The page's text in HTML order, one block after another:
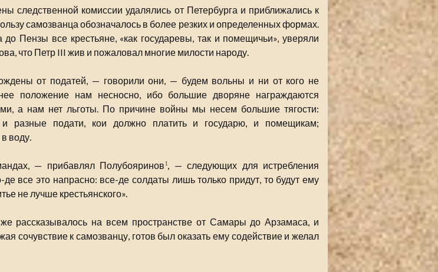
следственной комиссии удалялись от Петербурга и приближались к
самозванца обозначалось в более резких и определенных формах.
Пензы все крестьяне, «как государевы, так и помещичьи», уверяли
что Петр III жив и пожаловал многие милости народу.
от податей, — говорили они, — будем вольны и ни от кого не
положение нам несносно, ибо большие дворяне награждаются
а нам нет льготы. По причине войны мы несем большие тягости:
и разные подати, кои должно платить и государю, и помещикам;
воду.
— прибавлял Полубояринов1, — следующих для истребления
де все это напрасно: все-де солдаты лишь только придут, то будут ему
не лучше крестьянского».
рассказывалось на всем пространстве от Самары до Арзамаса, и
сочувствие к самозванцу, готов был оказать ему содействие и желал